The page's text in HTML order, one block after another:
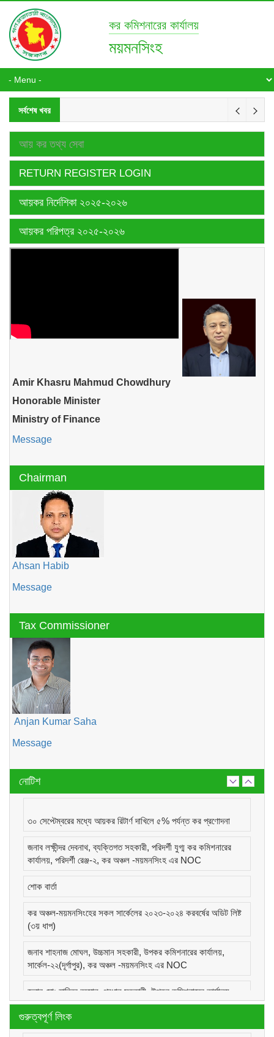
কর কমিশনারের কার্যালয়
ময়মনসিংহ
সর্বশেষ খবর
আয় কর তথ্য সেবা
RETURN REGISTER LOGIN
আয়কর নির্দেশিকা ২০২৫-২০২৬
আয়কর পরিপত্র ২০২৫-২০২৬
Amir Khasru Mahmud Chowdhury
Honorable Minister
Ministry of Finance
Message
Chairman
Ahsan Habib
Message
Tax Commissioner
Anjan Kumar Saha
Message
নোটিশ
৩০ সেপ্টেম্বরের মধ্যে আয়কর রিটার্ণ দাখিলে ৫% পর্যন্ত কর প্রণোদনা
জনাব লক্ষীন্দর দেবনাথ, ব্যক্তিগত সহকারী, পরিদর্শী যুগ্ম কর কমিশনারের
কার্যালয়, পরিদর্শী রেঞ্জ-২, কর অঞ্চল -ময়মনসিংহ এর NOC
শোক বার্তা
কর অঞ্চল-ময়মনসিংহের সকল সার্কেলের ২০২৩-২০২৪ করবর্ষের অডিট লিষ্ট
(৩য় ধাপ)
জনাব শাহনাজ মোঘল, উচ্চমান সহকারী, উপকর কমিশনারের কার্যালয়,
সার্কেল-২২(দূর্গাপুর), কর অঞ্চল -ময়মনসিংহ এর NOC
জনাব মোঃ হাবিবুর রহমান, প্রধান সহকারী, উপকর কমিশনারের কার্যালয়,
সার্কেল-১(কোম্পানীজ), কর অঞ্চল -ময়মনসিংহ এর NOC
জনাব মোঃ মোরাদুজ্জামান, সাঁট মুদ্রাক্ষরিক কাম-কম্পিউটার অপারেটর, উপকর
গুরুত্বপূর্ণ লিংক